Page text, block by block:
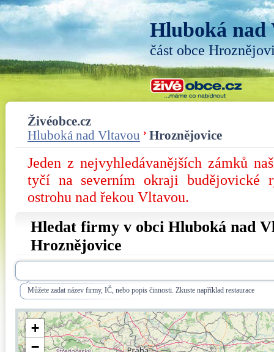
Hluboká nad
část obce
Živéobce.cz
Hluboká nad Vltavou
Hroznějovice
Jeden z nejvyhledávanějších zámků
tyčí na severním okraji budějovické
ostrohu nad řekou Vltavou.
Hledat firmy v obci Hluboká nad
Hroznějovice
Můžete zadat název firmy, IČ, nebo popis činnosti. Zkuste například restaurace
+
−